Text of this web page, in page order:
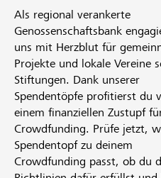
Als regional verankerte
Genossenschaftsbank
uns mit Herzblut für
Projekte und lokale Vereine
Stiftungen. Dank unserer
Spendentöpfe profitierst du
einem finanziellen Zustupf
Crowdfunding. Prüfe jetzt,
Spendentopf zu deinem
Crowdfunding passt, ob du